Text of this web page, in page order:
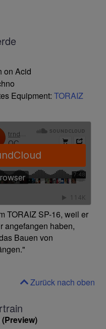
on Acid
Equipment: TORAIZ
TORAIZ SP-16, weil er
angefangen haben,
Bauen von
Zurück nach oben